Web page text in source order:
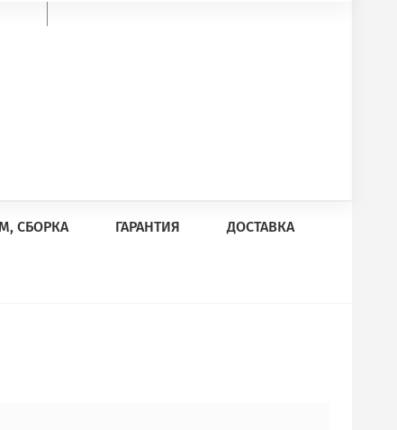
СБОРКА ГАРАНТИЯ ДОСТАВКА